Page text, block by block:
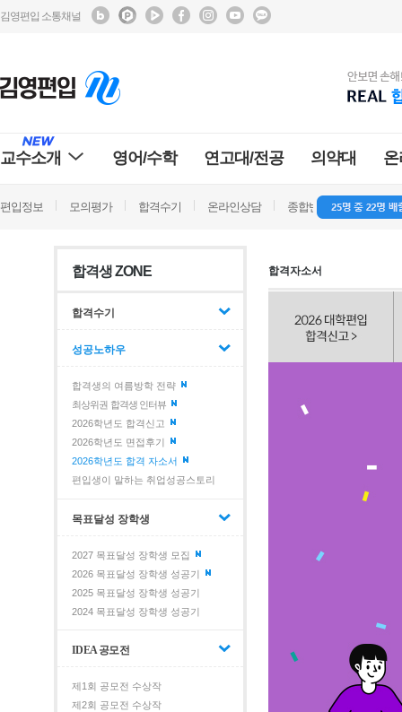
김영편입 소통채널
교수소개 영어/수학 연고대/전공 의약대
편입정보 모의평가 합격수기 온라인상담 종합반 방문상담
합격생 ZONE
합격수기
성공노하우
합격생의 여름방학 전략
최상위권 합격생 인터뷰
2026학년도 합격신고
2026학년도 면접후기
2026학년도 합격 자소서
편입생이 말하는 취업성공스토리
목표달성 장학생
2027 목표달성 장학생 모집
2026 목표달성 장학생 성공기
2025 목표달성 장학생 성공기
2024 목표달성 장학생 성공기
IDEA 공모전
제1회 공모전 수상작
제2회 공모전 수상작
합격자소서